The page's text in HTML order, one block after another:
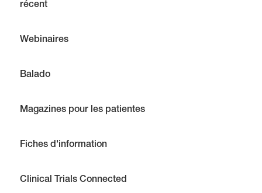
récent
Webinaires
Balado
Magazines pour les patientes
Fiches d'information
Clinical Trials Connected